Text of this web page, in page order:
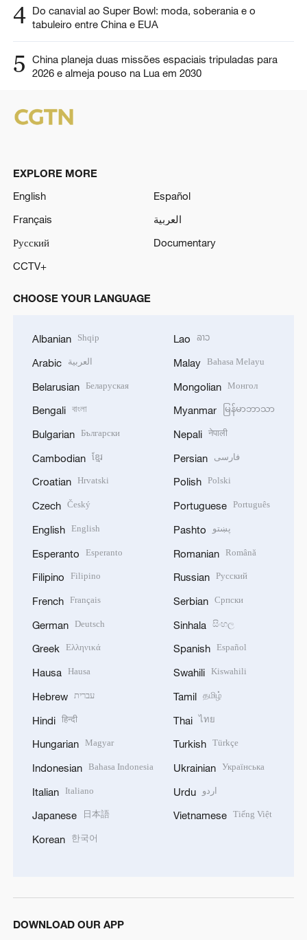
4 Do canavial ao Super Bowl: moda, soberania e o
tabuleiro entre China e EUA
5
China planeja duas missões espaciais tripuladas para
2026 e almeja pouso na Lua em 2030
EXPLORE MORE
English
Español
Français
العربية
Русский
Documentary
CCTV+
CHOOSE YOUR LANGUAGE
Albanian Shqip
Arabic العربية
Belarusian Беларуская
Bengali বাংলা
Bulgarian Български
Cambodian ខ្មែរ
Croatian Hrvatski
Czech Český
English English
Esperanto Esperanto
Filipino Filipino
French Français
German Deutsch
Greek Ελληνικά
Hausa Hausa
Hebrew עברית
Hindi हिन्दी
Hungarian Magyar
Indonesian Bahasa Indonesia
Italian Italiano
Japanese 日本語
Korean 한국어
Lao ລາວ
Malay Bahasa Melayu
Mongolian Монгол
Myanmar မြန်မာဘာသာ
Nepali नेपाली
Persian فارسی
Polish Polski
Portuguese Português
Pashto پښتو
Romanian Română
Russian Русский
Serbian Српски
Sinhala සිංහල
Spanish Español
Swahili Kiswahili
Tamil தமிழ்
Thai ไทย
Turkish Türkçe
Ukrainian Українська
Urdu اردو
Vietnamese Tiếng Việt
DOWNLOAD OUR APP